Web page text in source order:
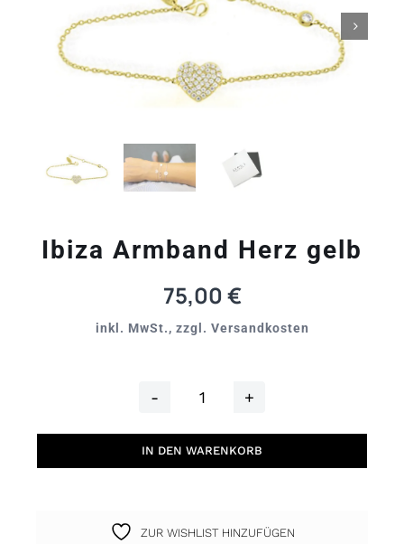

Ibiza Armband Herz gelb
75,00 €
inkl. MwSt., zzgl. Versandkosten
Armband
Herz
IN DEN WARENKORB
ZUR WISHLIST HINZUFÜGEN